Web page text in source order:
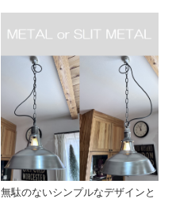
無駄のないシンプルなデザインと